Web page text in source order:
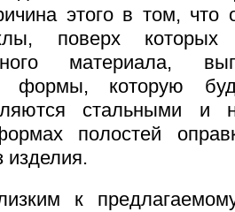
этого в том, что
поверх которых
материала,
формы, которую
стальными и
полостей
изделия.
к